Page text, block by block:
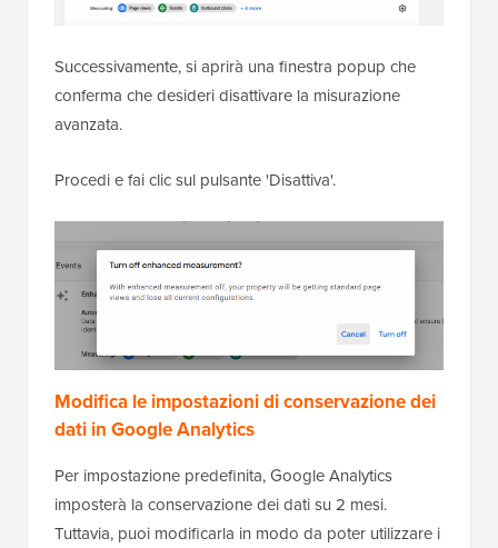
Successivamente, si aprirà una finestra popup che
conferma che desideri disattivare la misurazione
avanzata.
Procedi e fai clic sul pulsante 'Disattiva'.
Modifica le impostazioni di conservazione dei
dati in Google Analytics
Per impostazione predefinita, Google Analytics
imposterà la conservazione dei dati su 2 mesi.
Tuttavia, puoi modificarla in modo da poter utilizzare i